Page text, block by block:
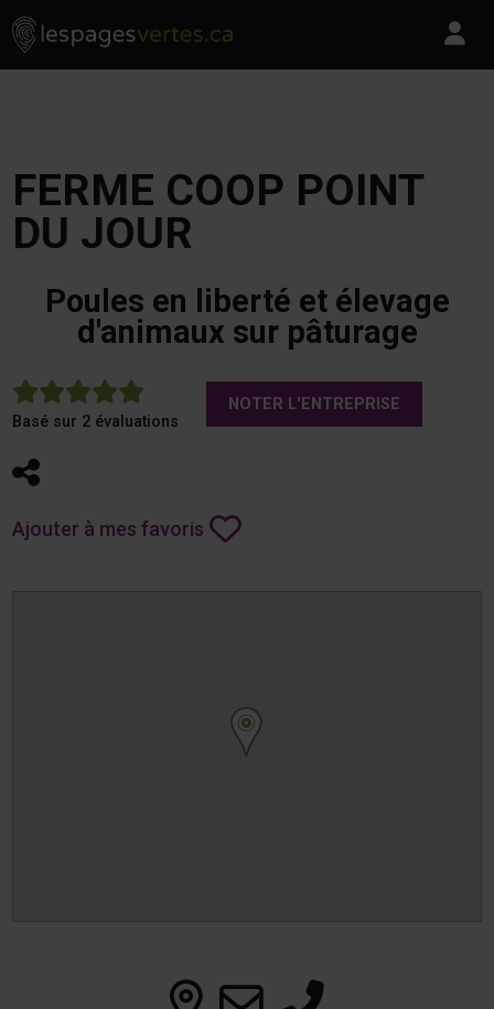
Skip to content
Les Pages Vertes - Go to homepage
FERME COOP POINT
DU JOUR
Poules en liberté et élevage
d'animaux sur pâturage
5
Basé sur 2 évaluations
NOTER L'ENTREPRISE
Partager
Ajouter à mes favoris